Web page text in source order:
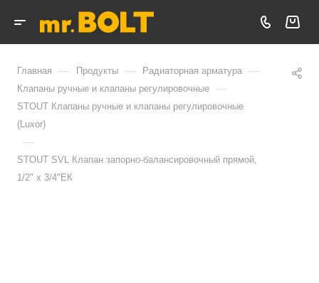
Главная — Продукты — Радиаторная арматура —
Клапаны ручные и клапаны регулировочные —
STOUT Клапаны ручные и клапаны регулировочные
(Luxor)
—
STOUT SVL Клапан запорно-балансировочный прямой,
1/2" х 3/4"ЕК